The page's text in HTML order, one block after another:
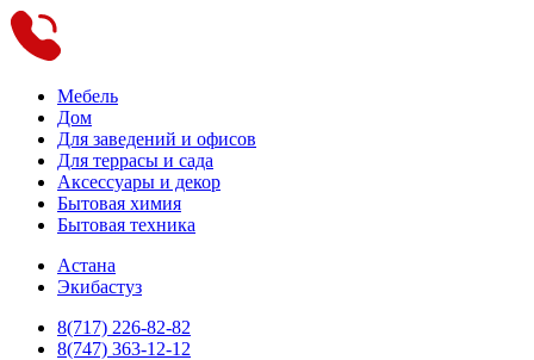
Мебель
Дом
Для заведений и офисов
Для террасы и сада
Аксессуары и декор
Бытовая химия
Бытовая техника
Астана
Экибастуз
8(717) 226-82-82
8(747) 363-12-12